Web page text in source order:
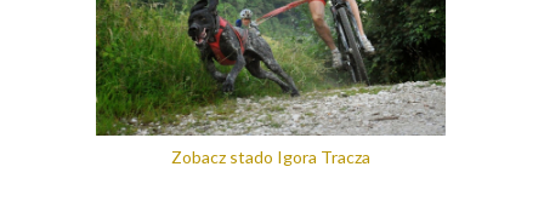
Zobacz stado Igora Tracza